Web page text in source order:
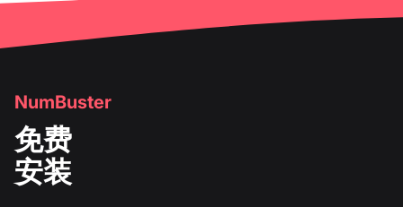
NumBuster
免费
安装